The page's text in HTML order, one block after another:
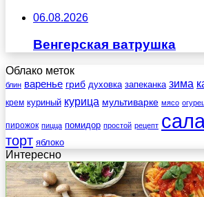
06.08.2026
Венгерская ватрушка
Облако меток
блин варенье гриб духовка запеканка зима
крем куриный курица мультиварке мясо
пирожок пицца помидор простой рецепт
торт яблоко
Интересно